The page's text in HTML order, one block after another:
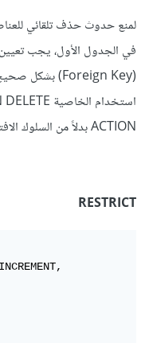
لمنع حدوث حذف تلقائي
في الجدول الأول، يجب تعيين
ACTION بدلاً من السلوك الافتراضي الذي هو CASCADE.
RESTRICT